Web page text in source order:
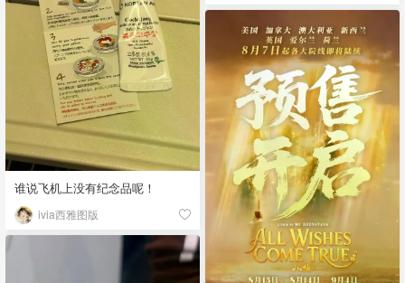
谁说飞机上没有纪念品呢！
ivia西雅图版